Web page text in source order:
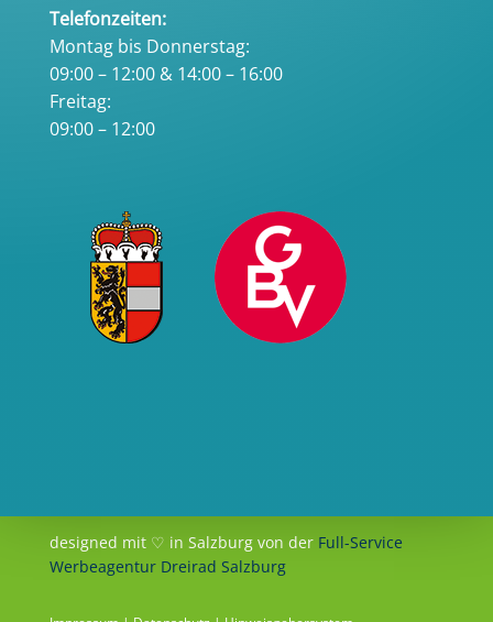
Telefonzeiten:
Montag bis Donnerstag:
09:00 – 12:00 & 14:00 – 16:00
Freitag:
09:00 – 12:00
designed mit ♡ in Salzburg von der Full-Service
Werbeagentur Dreirad Salzburg